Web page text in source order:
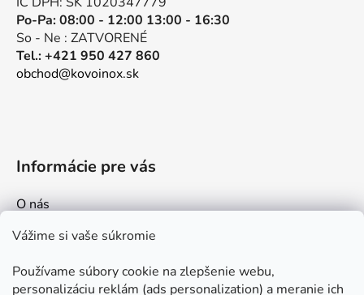
Vážime si vaše súkromie
Používame súbory cookie na zlepšenie webu,
personalizáciu reklám (ads personalization) a meranie ich
Po-Pa: 08:00 - 12:00 13:00 - 16:30
So - Ne : ZATVORENÉ
Tel.: +421 950 427 860
obchod@kovoinox.sk
Informácie pre vás
O nás
Kontakt
Ako nakupovať